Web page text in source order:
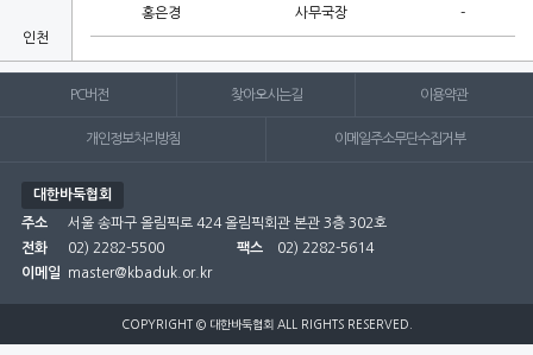
인천
충남
충북

홍은경 사무국장 -
PC버전 찾아오시는길 이용약관
개인정보처리방침 이메일주소무단수집거부
대한바둑협회
주소
서울 송파구 올림픽로 424 올림픽회관 본관 3층 302호
전화
02) 2282-5500 팩스
02) 2282-5614
이메일
master@kbaduk.or.kr
COPYRIGHT © 대한바둑협회 ALL RIGHTS RESERVED.